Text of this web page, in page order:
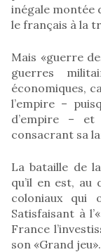
inégale montée
le français à la
Mais «guerre
guerres
économiques,
l’empire –
d’empire –
consacrant sa
La bataille de
qu’il en est, au
coloniaux qui
Satisfaisant à
France
son «Grand jeu».